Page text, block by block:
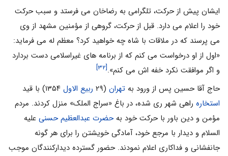
ایشان پیش از حرکت، تلگرامی به رضاخان می فرستد و سبب حرکت
خود را اعلام می دارد. قبل از حرکت، گروهی از مؤمنین مشهد از وی
می پرسند که در ملاقات با شاه چه خواهید کرد؟ معظم له می فرماید:
«اول از او درخواست می کنم که از برنامه های غیراسلامی دست بردارد
و اگر موافقت نکرد خفه اش می کنم».[۳۲]
حاج آقا حسین پس از ورود به تهران (۲۹ ربیع الاول
استخاره راهی شهر ری شده، در باغ «سراج الملک» منزل کردند. مردم
مؤمن و دین باور با حرکت خود بهحضرت عبدالعظیم حسنی علیه
السلام و دیدار با مرجع خود، آمادگی خویشتن را برای هر گونه
جانفشانی و فداکاری اعلام نمودند. حضور گسترده دیدارکنندگان موجب